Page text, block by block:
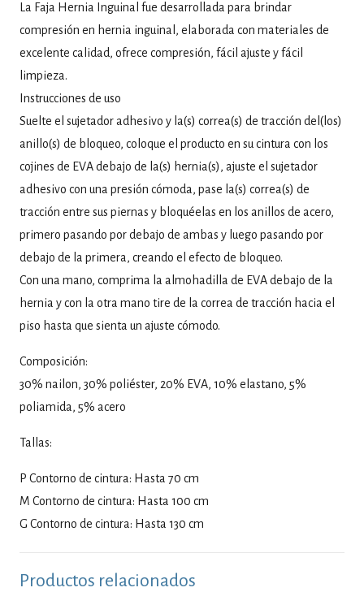
La Faja Hernia Inguinal fue desarrollada para brindar
compresión en hernia inguinal, elaborada con materiales de
excelente calidad, ofrece compresión, fácil ajuste y fácil
limpieza.
Instrucciones de uso
Suelte el sujetador adhesivo y la(s) correa(s) de tracción del(los)
anillo(s) de bloqueo, coloque el producto en su cintura con los
cojines de EVA debajo de la(s) hernia(s), ajuste el sujetador
adhesivo con una presión cómoda, pase la(s) correa(s) de
tracción entre sus piernas y bloquéelas en los anillos de acero,
primero pasando por debajo de ambas y luego pasando por
debajo de la primera, creando el efecto de bloqueo.
Con una mano, comprima la almohadilla de EVA debajo de la
hernia y con la otra mano tire de la correa de tracción hacia el
piso hasta que sienta un ajuste cómodo.
Composición:
30% nailon, 30% poliéster, 20% EVA, 10% elastano, 5%
poliamida, 5% acero
Tallas:
P Contorno de cintura: Hasta 70 cm
M Contorno de cintura: Hasta 100 cm
G Contorno de cintura: Hasta 130 cm
Productos relacionados